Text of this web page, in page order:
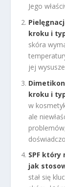
Jego
kroku i
skóra
jej
kroku i
w
ale
SPF
jak
stał się